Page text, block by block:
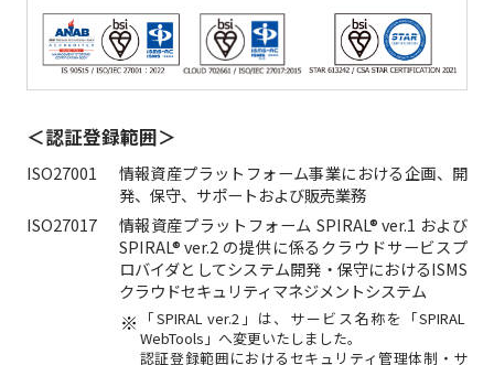
＜認証登録範囲＞
ISO27001
情報資産プラットフォーム事業における企画、開
発、保守、サポートおよび販売業務
ISO27017
情報資産プラットフォーム SPIRAL® ver.1 および
SPIRAL® ver.2 の提供に係るクラウドサービスプ
ロバイダとしてシステム開発・保守におけるISMS
クラウドセキュリティマネジメントシステム
「SPIRAL ver.2」は、サービス名称を「SPIRAL
WebTools」へ変更いたしました。
認証登録範囲におけるセキュリティ管理体制・サ